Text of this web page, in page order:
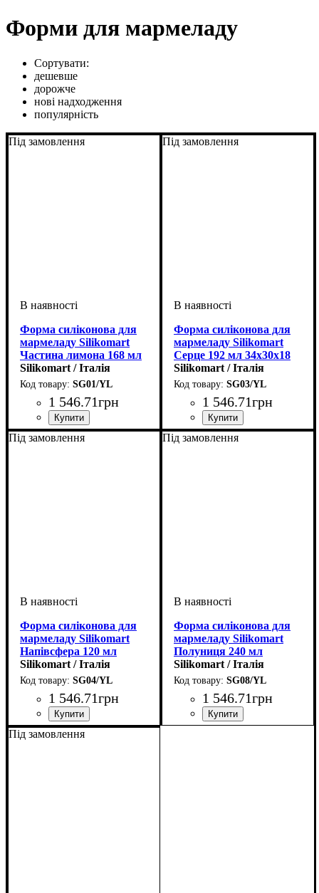
Форми для мармеладу
Сортувати:
дешевше
дорожче
нові надходження
популярність
Під замовлення
Форма силіконова для
мармеладу Silikomart
Частина лимона 168 мл
45х18х15 мм
Silikomart / Італія
SG01/YL
1 546.71грн
Під замовлення
Форма силіконова для
мармеладу Silikomart
Серце 192 мл 34х30х18
мм
Silikomart / Італія
SG03/YL
1 546.71грн
Під замовлення
Форма силіконова для
мармеладу Silikomart
Напівсфера 120 мл
27х13,5 мм
Silikomart / Італія
SG04/YL
1 546.71грн
Під замовлення
Форма силіконова для
мармеладу Silikomart
Полуниця 240 мл
36х30х20 мм
Silikomart / Італія
SG08/YL
1 546.71грн
Під замовлення